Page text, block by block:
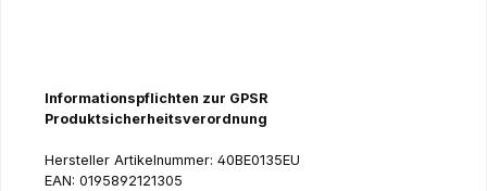
Informationspflichten zur GPSR
Produktsicherheitsverordnung
Hersteller Artikelnummer: 40BE0135EU
EAN: 0195892121305